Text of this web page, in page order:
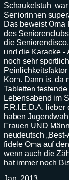
Schaukelstuhl
Seniorinnen
Das beweist Oma
des
die
und die Karaoke -
noch sehr
Korn. Dann ist da
Tabletten
Lebensabend im
F.R.I.E.D.A. lieber
haben
Frauen UND
neudeutsch
fidele Oma auf
wenn auch die
hat immer noch
Jan. 2013